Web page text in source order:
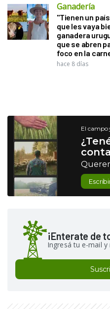
Ganadería
"Tienen un
que les vaya
ganadera
que se abren
foco en la
hace 8 días
El campo
¡Enterate de
Ingresá tu e-mail